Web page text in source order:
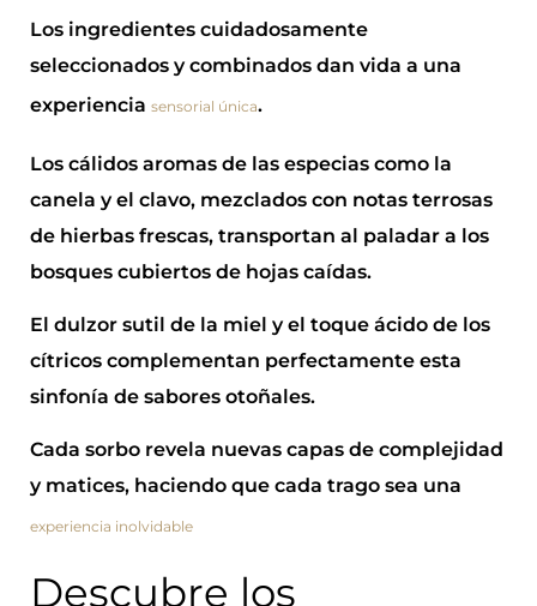
Los ingredientes cuidadosamente
seleccionados y combinados dan vida a una
experiencia sensorial única.
Los cálidos aromas de las especias como la
canela y el clavo, mezclados con notas terrosas
de hierbas frescas, transportan al paladar a los
bosques cubiertos de hojas caídas.
El dulzor sutil de la miel y el toque ácido de los
cítricos complementan perfectamente esta
sinfonía de sabores otoñales.
Cada sorbo revela nuevas capas de complejidad
y matices, haciendo que cada trago sea una
experiencia inolvidable
Descubre los